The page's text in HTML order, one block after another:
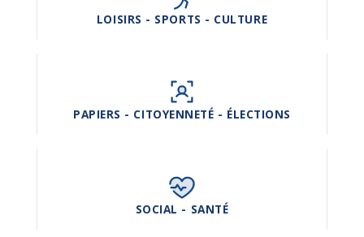
LOISIRS - SPORTS - CULTURE
PAPIERS - CITOYENNETÉ - ÉLECTIONS
SOCIAL - SANTÉ